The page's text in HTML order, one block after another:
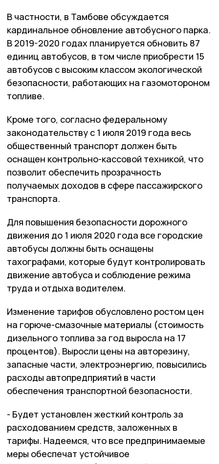
В частности, в Тамбове обсуждается
кардинальное обновление автобусного парка.
В 2019-2020 годах планируется обновить 87
единиц автобусов, в том числе приобрести 15
автобусов с высоким классом экологической
безопасности, работающих на газомотороном
топливе.
Кроме того, согласно федеральному
законодательству с 1 июля 2019 года весь
общественный транспорт должен быть
оснащен контрольно-кассовой техникой, что
позволит обеспечить прозрачность
получаемых доходов в сфере пассажирского
транспорта.
Для повышения безопасности дорожного
движения до 1 июля 2020 года все городские
автобусы должны быть оснащены
тахографами, которые будут контролировать
движение автобуса и соблюдение режима
труда и отдыха водителем.
Изменение тарифов обусловлено ростом цен
на горюче-смазочные материалы (стоимость
дизельного топлива за год выросла на 17
процентов). Выросли цены на авторезину,
запасные части, электроэнергию, повысились
расходы автопредприятий в части
обеспечения транспортной безопасности.
- Будет установлен жесткий контроль за
расходованием средств, заложенных в
тарифы. Надеемся, что все предпринимаемые
меры обеспечат устойчивое